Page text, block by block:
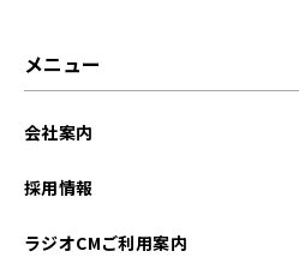
メニュー
会社案内
採用情報
ラジオCMご利用案内